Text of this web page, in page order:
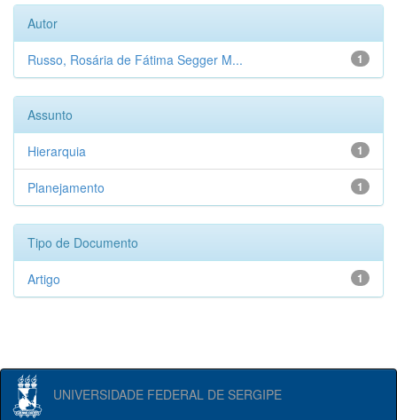
Autor
1
Russo, Rosária de Fátima Segger M...
Assunto
1
Hierarquia
1
Planejamento
Tipo de Documento
1
Artigo
UNIVERSIDADE FEDERAL DE SERGIPE